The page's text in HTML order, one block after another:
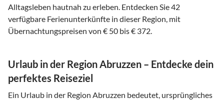
Alltagsleben hautnah zu erleben. Entdecken Sie 42
verfügbare Ferienunterkünfte in dieser Region, mit
Übernachtungspreisen von € 50 bis € 372.
Urlaub in der Region Abruzzen – Entdecke dein
perfektes Reiseziel
Ein Urlaub in der Region Abruzzen bedeutet, ursprüngliches